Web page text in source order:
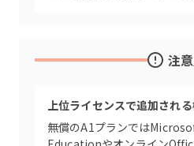
注
上位ライセンスで追加され
無償のA1プランでは